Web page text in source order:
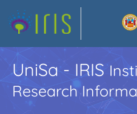
UniSa - IRIS
Research